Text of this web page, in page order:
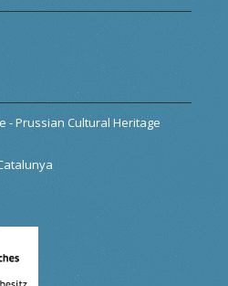
- Prussian Cultural Heritage